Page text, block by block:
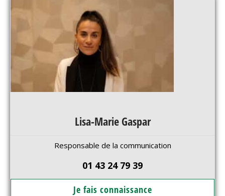
Lisa-Marie Gaspar
Responsable de la communication
01 43 24 79 39
Je fais connaissance